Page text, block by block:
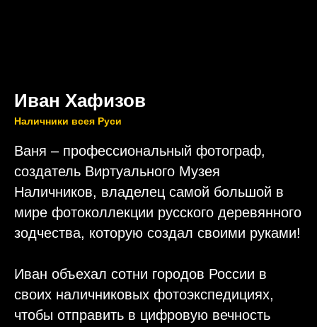
Иван Хафизов
Наличники всея Руси
Ваня – профессиональный фотограф,
создатель Виртуального Музея
Наличников, владелец самой большой в
мире фотоколлекции русского деревянного
зодчества, которую создал своими руками!
Иван объехал сотни городов России в
своих наличниковых фотоэкспедициях,
чтобы отправить в цифровую вечность